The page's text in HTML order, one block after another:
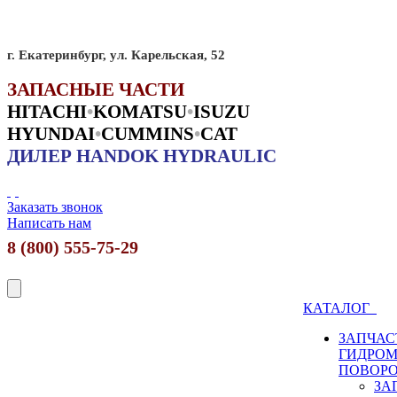
г. Екатеринбург, ул. Карельская, 52
ЗАПАСНЫЕ ЧАСТИ
HITACHI•KOMATSU•ISUZU
HYUNDAI•CUMMINS•CAT
ДИЛЕР HANDOK HYDRAULIC
Заказать звонок
Написать нам
8 (800) 555-75-29
КАТАЛОГ